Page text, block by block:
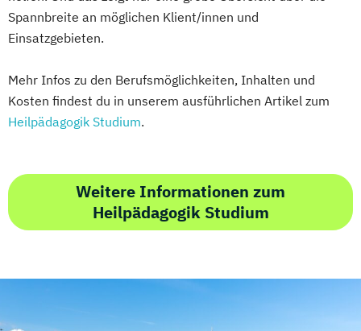
Spannbreite an möglichen Klient/innen und
Einsatzgebieten.
Mehr Infos zu den Berufsmöglichkeiten, Inhalten und
Kosten findest du in unserem ausführlichen Artikel zum
Heilpädagogik Studium.
Weitere Informationen zum
Heilpädagogik Studium